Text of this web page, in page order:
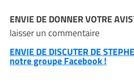
ENVIE DE DONNER VOTRE
laisser un commentaire
ENVIE DE DISCUTER DE
notre groupe Facebook !